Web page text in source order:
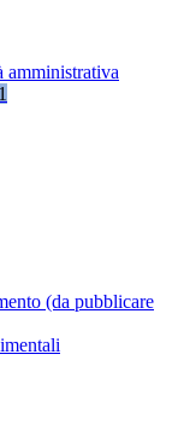
amministrativa
1
(da pubblicare